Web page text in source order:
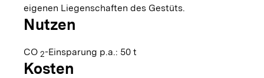
eigenen Liegenschaften des Gestüts.
Nutzen
CO 2-Einsparung p.a.: 50 t
Kosten